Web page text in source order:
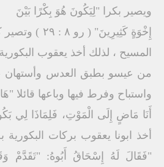
ويصير بكرا "لِيَكُونَ هُوَ بِكْرًا بَيْنَ
إِخْوَةٍ كَثِيرِينَ" (
المسيح ، لذلك أخذ يعقوب البكورية
من عيسو بطبق العدس وأستهان
واستباح وفرط فيها وباعها قائلا "هَا
أخذ ابونا يعقوب بركات البكورية
"فَقَالَ لَهُ إِسْحَاقُ أَبُوهُ: "تَقَدَّمْ